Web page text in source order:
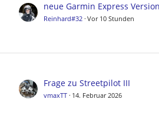
Reinhard#32 Vor 10 Stunden
Frage zu Streetpilot III
vmaxTT 14. Februar 2026